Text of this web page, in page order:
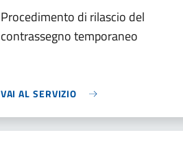
Procedimento di rilascio del
contrassegno temporaneo
VAI AL SERVIZIO